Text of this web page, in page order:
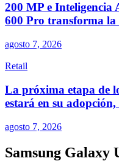
200 MP e
600 Pro transforma la
agosto 7, 2026
Retail
La próxima etapa de
estará en su
agosto 7, 2026
Samsung Galaxy